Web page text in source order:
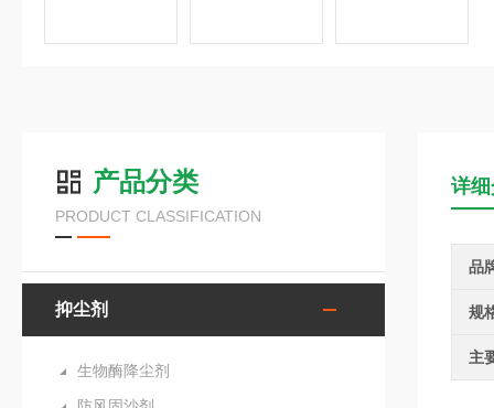
产品分类
PRODUCT CLASSIFICATION
抑尘剂
生物酶降尘剂
详
品
规
主